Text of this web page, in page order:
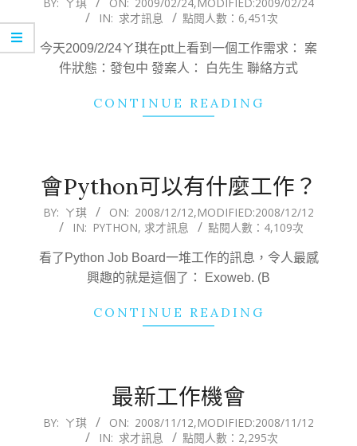
24
IN: 求才訊息 點閱人數：6,451次
今天2009/2/24ㄚ琪在ptt上看到一個工作需求： 案
件狀態：發包中 發案人： 白先生 聯絡方式
CONTINUE READING
會Python可以有什麼工作？
2008-
12
BY: ㄚ琪 ON: 2008/12/12,MODIFIED:2008/12/12
IN: PYTHON, 求才訊息 點閱人數：4,109次
看了Python Job Board一堆工作的訊息，令人最感
興趣的就是這個了： Exoweb. (B
CONTINUE READING
最新工作機會
2008-
BY: ㄚ琪 ON: 2008/11/12,MODIFIED:2008/11/12
IN: 求才訊息 點閱人數：2,295次